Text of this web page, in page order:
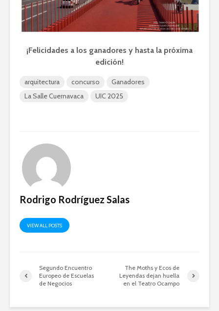
¡Felicidades a los ganadores y hasta la próxima
edición!
arquitectura concurso
Ganadores
La Salle Cuernavaca
UIC 2025
Rodrigo Rodríguez Salas
VIEW ALL POSTS
Segundo Encuentro
Europeo de Escuelas
de Negocios
The Moths y Ecos de
Leyendas dejan huella
en el Teatro Ocampo